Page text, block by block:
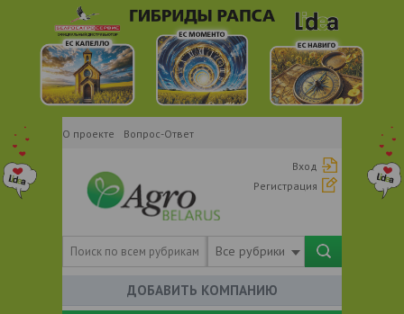
О проекте Вопрос-Ответ
Вход
Регистрация
Все рубрики
ДОБАВИТЬ КОМПАНИЮ